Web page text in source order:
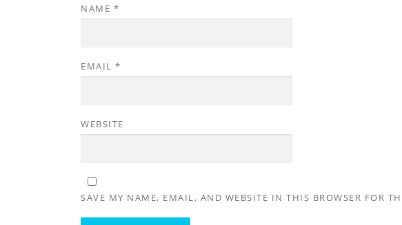
NAME *
EMAIL *
WEBSITE
SAVE MY NAME, EMAIL, AND WEBSITE IN THIS BROWSER FOR